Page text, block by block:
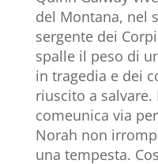
del Montana, nel
sergente dei
spalle il peso di
in tragedia e dei
riuscito a
comeunica via
Norah non
una tempesta.